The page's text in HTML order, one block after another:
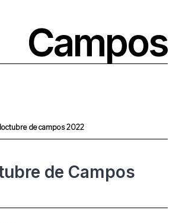
Campos
de campos 2022
de Campos